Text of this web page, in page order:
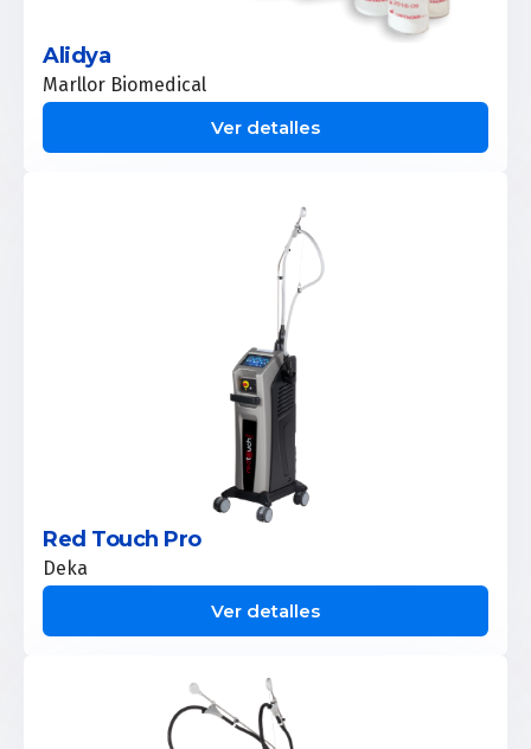
Alidya
Marllor Biomedical
Ver detalles
Red Touch Pro
Deka
Ver detalles